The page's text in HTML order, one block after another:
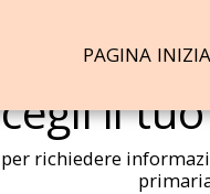
il
richiedere
PAGINA